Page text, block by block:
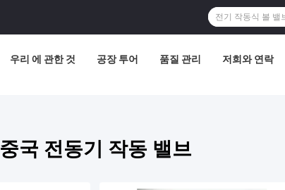
우리 에 관한 것 공장 투어 품질 관리 저희와 연락
중국 전동기 작동 밸브